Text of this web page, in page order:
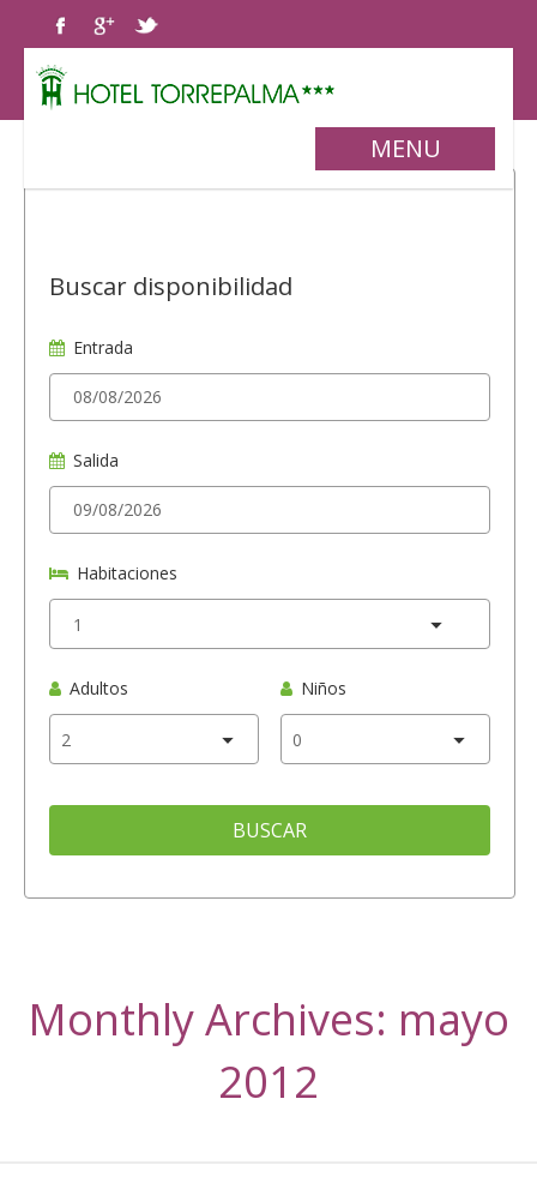
MENU
Buscar disponibilidad
Entrada
Salida
Habitaciones
Adultos Niños
BUSCAR
Monthly Archives: mayo
2012